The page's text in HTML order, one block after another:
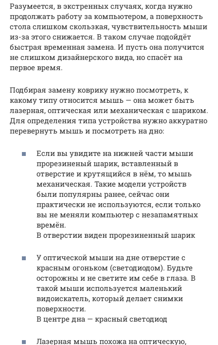
Разумеется, в экстренных случаях, когда нужно
продолжать работу за компьютером, а поверхность
стола слишком скользкая, чувствительность мыши
из-за этого снижается. В таком случае подойдёт
быстрая временная замена. И пусть она получится
не слишком дизайнерского вида, но спасёт на
первое время.
Подбирая замену коврику нужно посмотреть, к
какому типу относится мышь — она может быть
лазерная, оптическая или механическая с шариком.
Для определения типа устройства нужно аккуратно
перевернуть мышь и посмотреть на дно:
Если вы увидите на нижней части мыши
прорезиненый шарик, вставленный в
отверстие и крутящийся в нём, то мышь
механическая. Такие модели устройств
были популярны ранее, сейчас они
практически не используются, если только
вы не меняли компьютер с незапамятных
времён.
В отверстии виден прорезиненный шарик
У оптической мыши на дне отверстие с
красным огоньком (светодиодом). Будьте
осторожны и не светите им себе в глаза. В
такой мыши используется маленький
видоискатель, который делает снимки
поверхности.
В центре дна — красный светодиод
Лазерная мышь похожа на оптическую,